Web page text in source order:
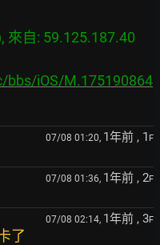
來自: 59.125.187.40
bbs/iOS/M.175190864
07/08 01:20, 1年前 , 1 F
07/08 01:36, 1年前 , 2F
07/08 02:14, 1年前 , 3F
了